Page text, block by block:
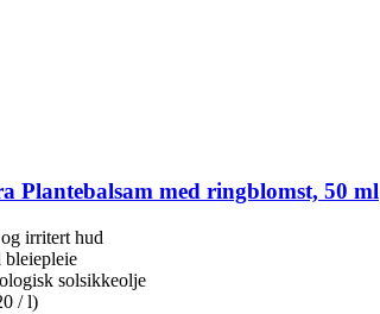
Plantebalsam med ringblomst, 50 ml
irritert hud
solsikkeolje
/ l)